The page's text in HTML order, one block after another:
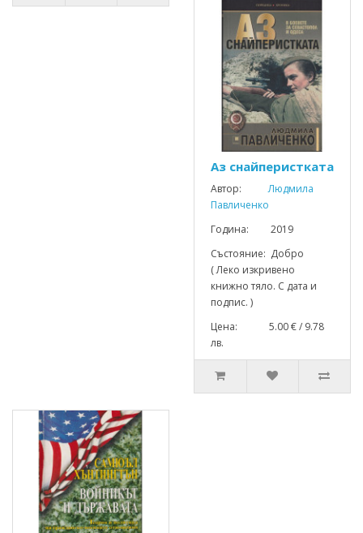
Аз снайперистката
Автор:
Людмила
Павличенко
Година: 2019
Състояние: Добро
( Леко изкривено
книжно тяло. С дата и
подпис. )
Цена: 5.00 € / 9.78
лв.